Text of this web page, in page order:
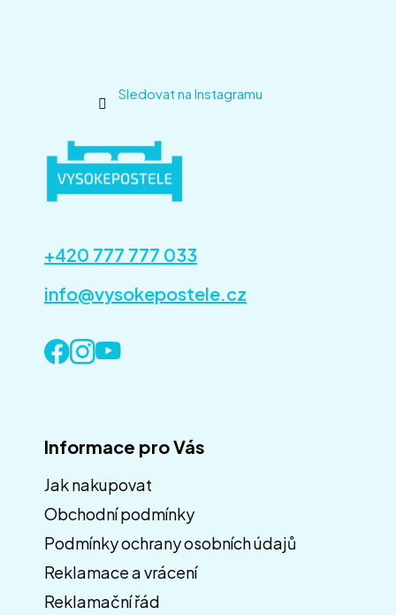
á
p
a
Sledovat na Instagramu
+420 777 777 033
info@vysokepostele.cz
Informace pro Vás
Jak nakupovat
Obchodní podmínky
Podmínky ochrany osobních údajů
Reklamace a vrácení
Reklamační řád